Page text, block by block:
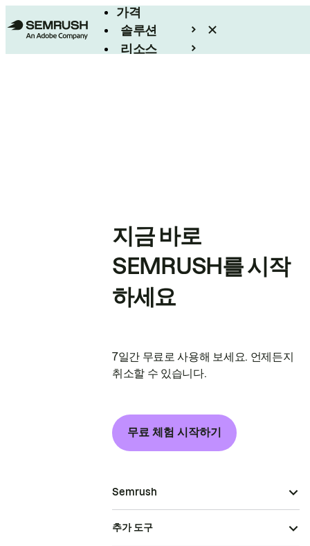
가격
솔루션
리소스
지금 바로
SEMRUSH를 시작
하세요
7일간 무료로 사용해 보세요. 언제든지
취소할 수 있습니다.
무료 체험 시작하기
Semrush
추가 도구